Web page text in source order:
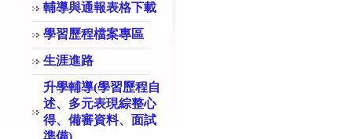
輔導與通報表格下載
學習歷程檔案專區
生涯進路
升學輔導(學習歷程自
述、多元表現綜整心
得、備審資料、面試
準備)